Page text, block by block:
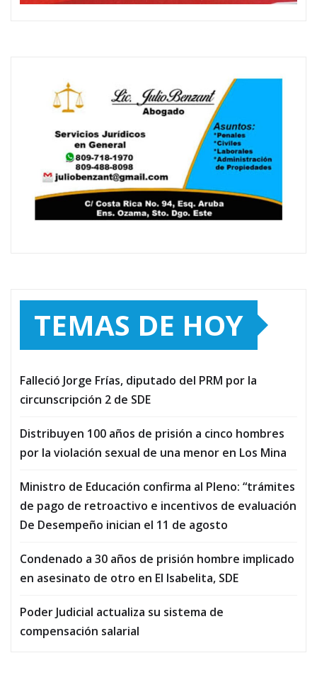
TEMAS DE HOY
Falleció Jorge Frías, diputado del PRM por la
circunscripción 2 de SDE
Distribuyen 100 años de prisión a cinco hombres
por la violación sexual de una menor en Los Mina
Ministro de Educación confirma al Pleno: “trámites
de pago de retroactivo e incentivos de evaluación
De Desempeño inician el 11 de agosto
Condenado a 30 años de prisión hombre implicado
en asesinato de otro en El Isabelita, SDE
Poder Judicial actualiza su sistema de
compensación salarial